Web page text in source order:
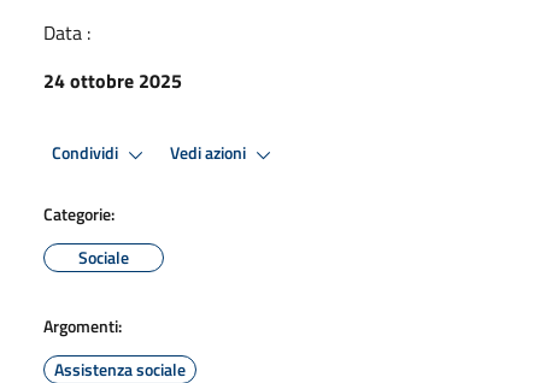
Data :
24 ottobre 2025
Condividi Vedi azioni
Categorie:
Sociale
Argomenti:
Assistenza sociale